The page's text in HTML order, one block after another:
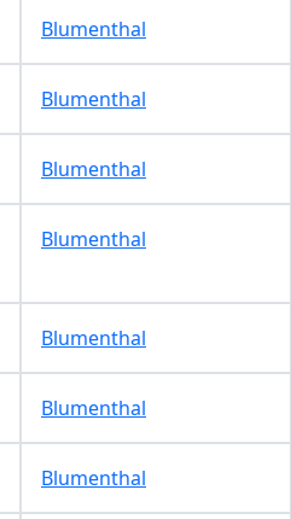
Blumenthal
Blumenthal
Blumenthal
Blumenthal
Blumenthal
Blumenthal
Blumenthal